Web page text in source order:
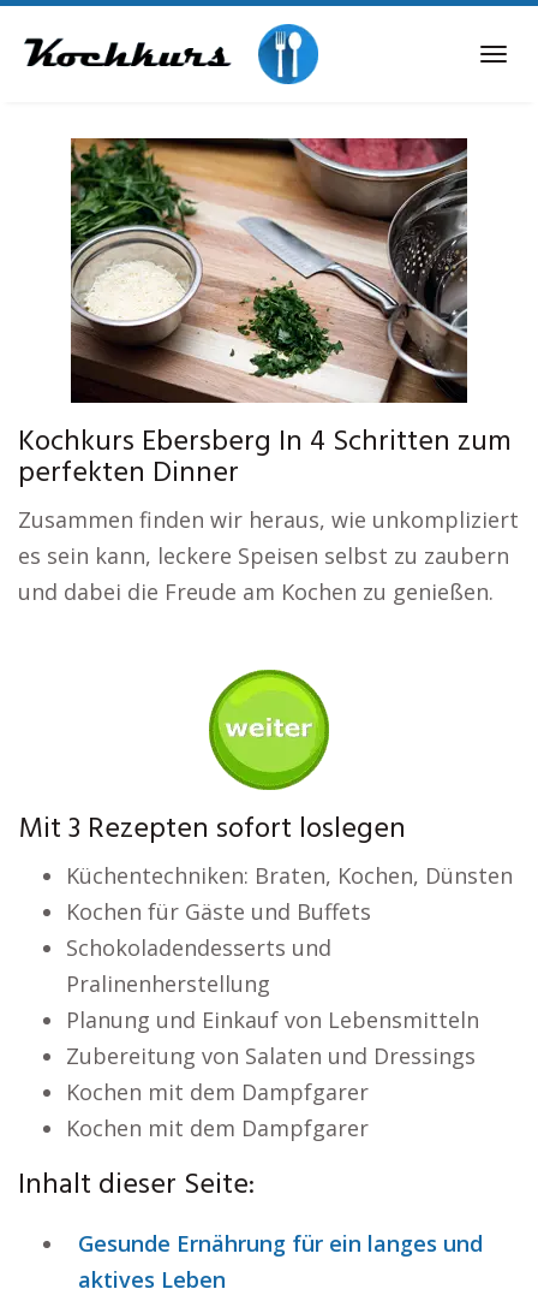
Kochkurs Ebersberg In 4 Schritten zum
perfekten Dinner
Zusammen finden wir heraus, wie unkompliziert
es sein kann, leckere Speisen selbst zu zaubern
und dabei die Freude am Kochen zu genießen.
Mit 3 Rezepten sofort loslegen
Küchentechniken: Braten, Kochen, Dünsten
Kochen für Gäste und Buffets
Schokoladendesserts und
Pralinenherstellung
Planung und Einkauf von Lebensmitteln
Zubereitung von Salaten und Dressings
Kochen mit dem Dampfgarer
Kochen mit dem Dampfgarer
Inhalt dieser Seite:
Gesunde Ernährung für ein langes und
aktives Leben